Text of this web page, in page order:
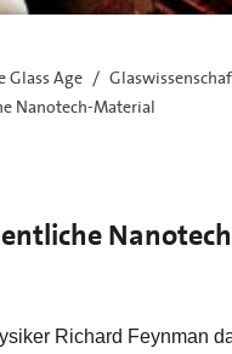
Glass Age
Nanotech-Material
Richard Feynman